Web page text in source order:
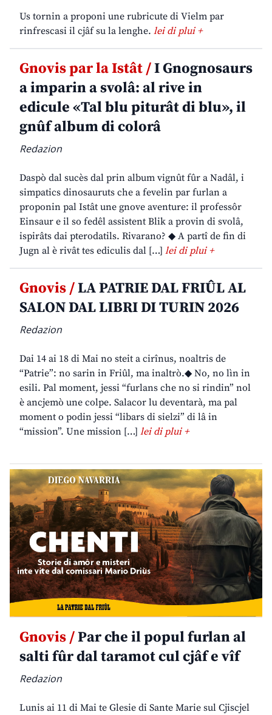
Us tornin a proponi une rubricute di Vielm par
rinfrescasi il cjâf su la lenghe. lei di plui +
Gnovis par la Istât /I Gnognosaurs
a imparin a svolâ: al rive in
edicule «Tal blu piturât di blu», il
gnûf album di colorâ
Redazion
Daspò dal sucès dal prin album vignût fûr a Nadâl, i
simpatics dinosauruts che a fevelin par furlan a
proponin pal Istât une gnove aventure: il professôr
Einsaur e il so fedêl assistent Blik a provin di svolâ,
ispirâts dai pterodatils. Rivarano? ◆ A partî de fin di
Jugn al è rivât tes ediculis dal […] lei di plui +
Gnovis /LA PATRIE DAL FRIÛL AL
SALON DAL LIBRI DI TURIN 2026
Redazion
Dai 14 ai 18 di Mai no steit a cirînus, noaltris de
“Patrie”: no sarin in Friûl, ma inaltrò.◆ No, no lìn in
esili. Pal moment, jessi “furlans che no si rindin” nol
è ancjemò une colpe. Salacor lu deventarà, ma pal
moment o podin jessi “libars di sielzi” di lâ in
“mission”. Une mission […] lei di plui +
Gnovis /Par che il popul furlan al
salti fûr dal taramot cul cjâf e vîf
Redazion
Lunis ai 11 di Mai te Glesie di Sante Marie sul Cjiscjel